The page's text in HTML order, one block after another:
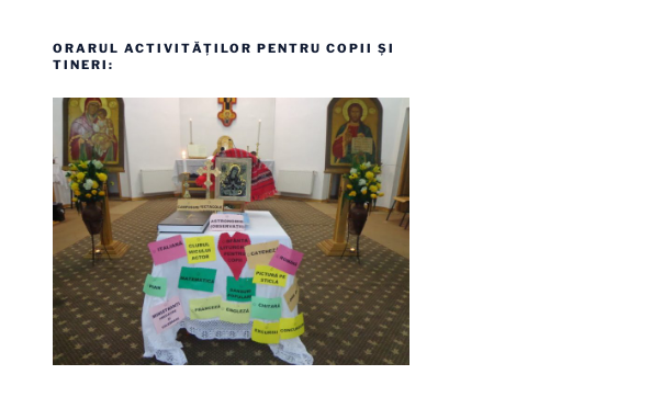
ORARUL ACTIVITĂȚILOR PENTRU COPII ȘI
TINERI: